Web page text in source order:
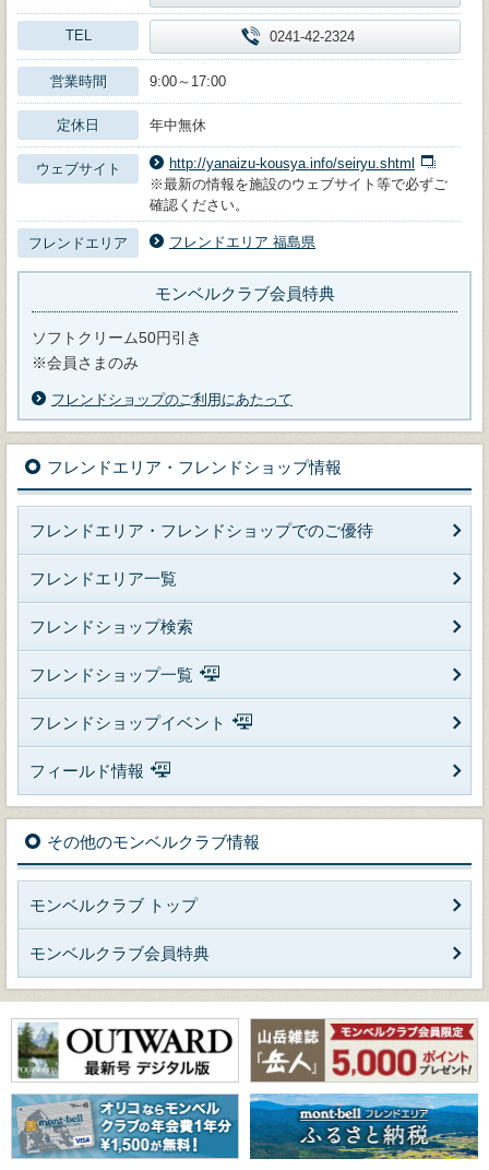
TEL 0241-42-2324
営業時間 9:00～17:00
定休日 年中無休
ウェブサイト
http://yanaizu-kousya.info/seiryu.shtml
※最新の情報を施設のウェブサイト等で必ずご
確認ください。
フレンドエリア フレンドエリア 福島県
モンベルクラブ会員特典
ソフトクリーム50円引き
※会員さまのみ
フレンドショップのご利用にあたって
フレンドエリア・フレンドショップ情報
フレンドエリア・フレンドショップでのご優待
フレンドエリア一覧
フレンドショップ検索
フレンドショップ一覧
フレンドショップイベント
フィールド情報
その他のモンベルクラブ情報
モンベルクラブ トップ
モンベルクラブ会員特典